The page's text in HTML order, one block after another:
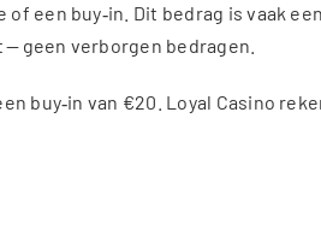
een buy‑in. Dit bedrag is vaak
geen verborgen bedragen.
buy‑in van €20. Loyal Casino